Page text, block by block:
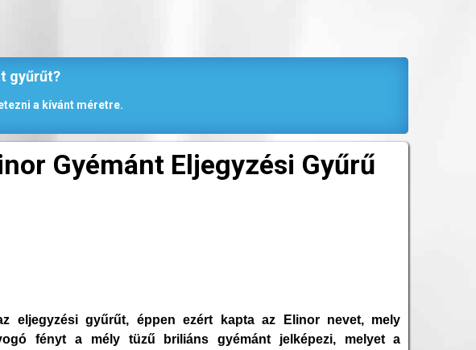
gyűrűt?
a kívánt méretre.
Gyémánt Eljegyzési Gyűrű
eljegyzési gyűrűt, éppen ezért kapta az Elinor nevet, mely
fényt a mély tüzű briliáns gyémánt jelképezi, melyet a